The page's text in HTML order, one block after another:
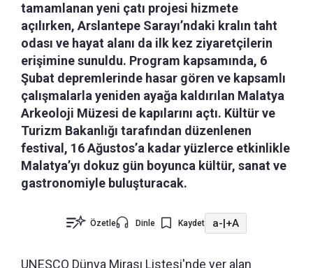
tamamlanan yeni çatı projesi hizmete
açılırken, Arslantepe Sarayı’ndaki kralın taht
odası ve hayat alanı da ilk kez ziyaretçilerin
erişimine sunuldu. Program kapsamında, 6
Şubat depremlerinde hasar gören ve kapsamlı
çalışmalarla yeniden ayağa kaldırılan Malatya
Arkeoloji Müzesi de kapılarını açtı. Kültür ve
Turizm Bakanlığı tarafından düzenlenen
festival, 16 Ağustos’a kadar yüzlerce etkinlikle
Malatya’yı dokuz gün boyunca kültür, sanat ve
gastronomiyle buluşturacak.
Özetle Dinle Kaydet a-|+A
UNESCO Dünya Mirası Listesi'nde yer alan